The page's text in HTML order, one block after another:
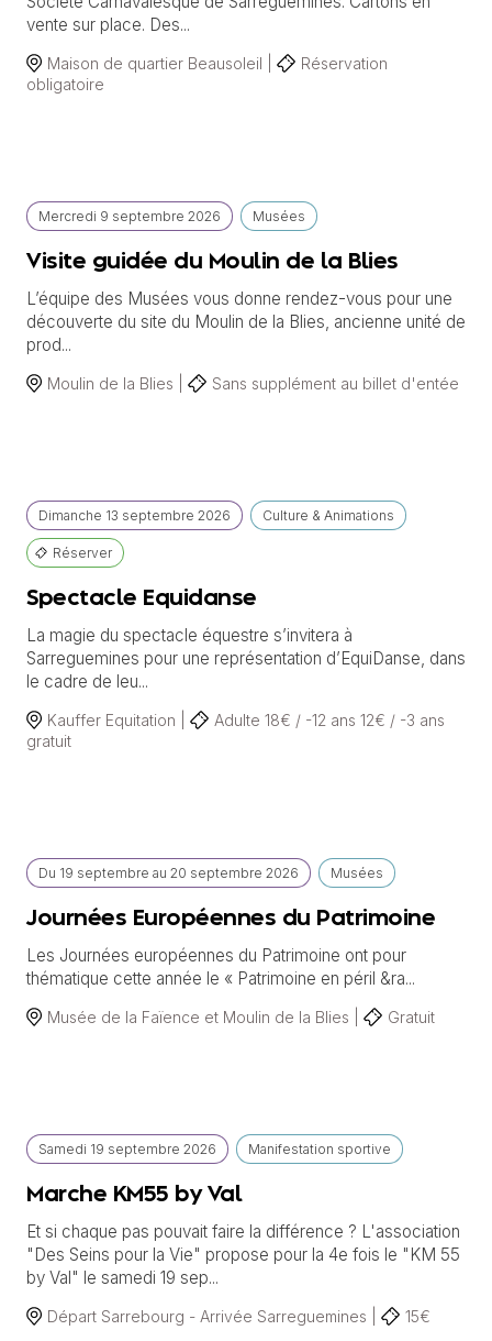
vente sur place. Des...
Maison de quartier Beausoleil |
Réservation
obligatoire
Mercredi 9 septembre 2026 Musées
Visite guidée du Moulin de la Blies
L’équipe des Musées vous donne rendez-vous pour une
découverte du site du Moulin de la Blies, ancienne unité de
prod...
Moulin de la Blies | Sans supplément au billet d'entée
Dimanche 13 septembre 2026 Culture & Animations
Réserver
Spectacle Equidanse
La magie du spectacle équestre s’invitera à
Sarreguemines pour une représentation d’EquiDanse, dans
le cadre de leu...
Kauffer Equitation |
Adulte 18€ / -12 ans 12€ / -3 ans
gratuit
Du 19 septembre au 20 septembre 2026 Musées
Journées Européennes du Patrimoine
Les Journées européennes du Patrimoine ont pour
thématique cette année le « Patrimoine en péril &ra...
Musée de la Faïence et Moulin de la Blies | Gratuit
Samedi 19 septembre 2026 Manifestation sportive
Marche KM55 by Val
Et si chaque pas pouvait faire la différence ? L'association
"Des Seins pour la Vie" propose pour la 4e fois le "KM 55
by Val" le samedi 19 sep...
Départ Sarrebourg - Arrivée Sarreguemines | 15€